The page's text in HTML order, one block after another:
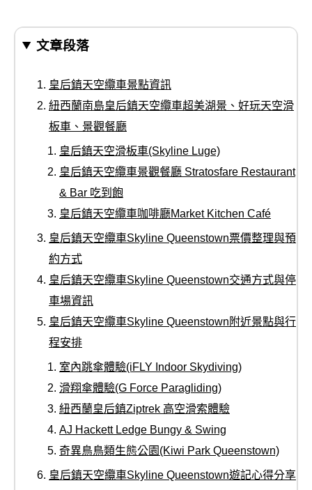
文章段落
皇后鎮天空纜車景點資訊
紐西蘭南島皇后鎮天空纜車超美湖景、好玩天空滑
板車、景觀餐廳
皇后鎮天空滑板車(Skyline Luge)
皇后鎮天空纜車景觀餐廳 Stratosfare Restaurant
& Bar 吃到飽
皇后鎮天空纜車咖啡廳Market Kitchen Café
皇后鎮天空纜車Skyline Queenstown票價整理與預
約方式
皇后鎮天空纜車Skyline Queenstown交通方式與停
車場資訊
皇后鎮天空纜車Skyline Queenstown附近景點與行
程安排
室內跳傘體驗(iFLY Indoor Skydiving)
滑翔傘體驗(G Force Paragliding)
紐西蘭皇后鎮Ziptrek 高空滑索體驗
AJ Hackett Ledge Bungy & Swing
奇異鳥鳥類生態公園(Kiwi Park Queenstown)
皇后鎮天空纜車Skyline Queenstown遊記心得分享